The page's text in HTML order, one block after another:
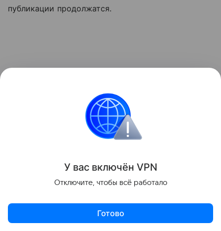
публикации продолжатся.
Ранее Наука Mail рассказывала
У вас включён VPN
Отключите, чтобы всё работало
Готово